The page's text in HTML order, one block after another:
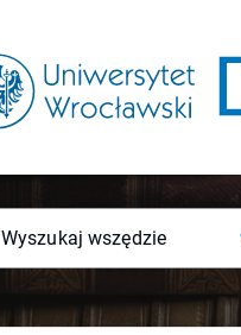
Wyszukaj wszędzie